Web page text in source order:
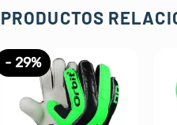
PRODUCTOS
- 29%